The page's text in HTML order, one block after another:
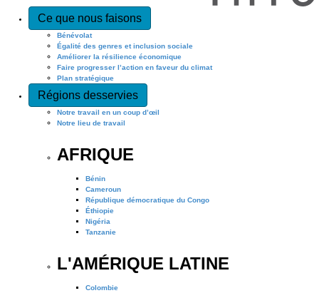
Ce que nous faisons
Bénévolat
Égalité des genres et inclusion sociale
Améliorer la résilience économique
Faire progresser l’action en faveur du climat
Plan stratégique
Régions desservies
Notre travail en un coup d’œil
Notre lieu de travail
AFRIQUE
Bénin
Cameroun
République démocratique du Congo
Éthiopie
Nigéria
Tanzanie
L'AMÉRIQUE LATINE
Colombie